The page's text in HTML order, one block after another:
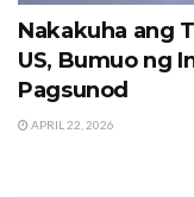
Nakakuha ang
US, Bumuo ng
Pagsunod
APRIL 22, 2026